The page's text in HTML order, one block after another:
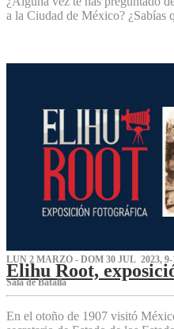
a la Ciudad de México? ¿Sabías
LUN 2 MARZO - DOM 30 JUL 2023, 9-
Elihu Root,
Sala de Batalla
En el otoño de 1907 visitó